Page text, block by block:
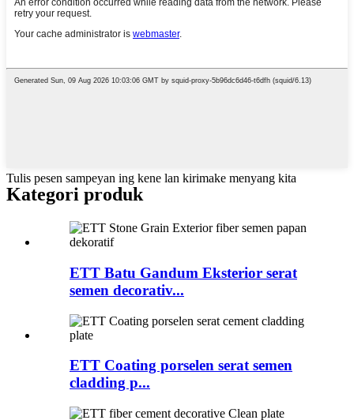
Tulis pesen sampeyan ing kene lan kirimake menyang kita
Kategori produk
ETT Batu Gandum Eksterior serat
semen decorativ...
ETT Coating porselen serat semen
cladding p...